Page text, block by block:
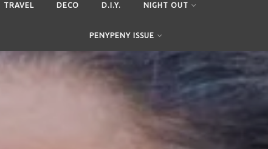
TRAVEL DECO D.I.Y. NIGHT OUT
PENYPENY ISSUE